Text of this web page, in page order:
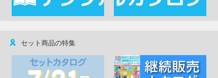
セット商品の特集